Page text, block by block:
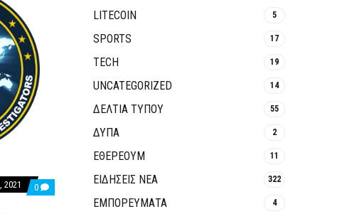
0 COMMENTS
ON
LITECOIN 5
SPORTS 17
TECH 19
UNCATEGORIZED 14
ΔΕΛΤΙΑ ΤΥΠΟΥ 55
ΔΥΠΑ 2
ΕΘΈΡΕΟΥΜ 11
ΕΙΔΗΣΕΙΣ ΝΕΑ 322
ΕΜΠΟΡΕΥΜΑΤΑ 4